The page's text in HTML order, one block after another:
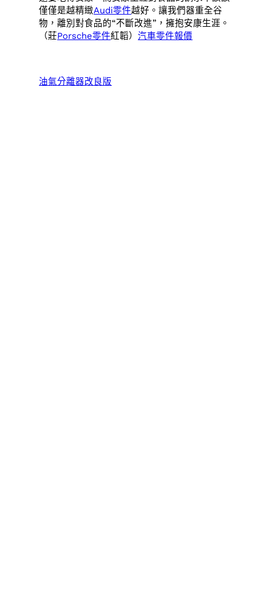
僅僅是越精緻Audi零件越好。讓我們器重全谷
物，離別對食品的“不斷改進”，擁抱安康生涯。
（莊Porsche零件紅韜）汽車零件報價
油氣分離器改良版